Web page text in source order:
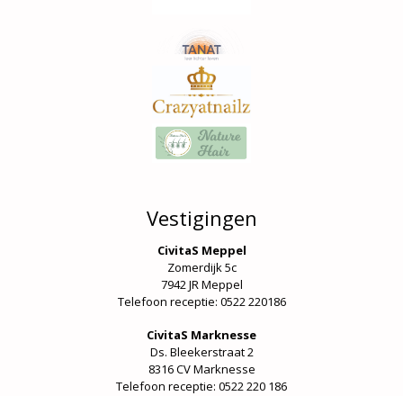
Vestigingen
CivitaS Meppel
Zomerdijk 5c
7942 JR Meppel
Telefoon receptie: 0522 220186
CivitaS Marknesse
Ds. Bleekerstraat 2
8316 CV Marknesse
Telefoon receptie: 0522 220 186